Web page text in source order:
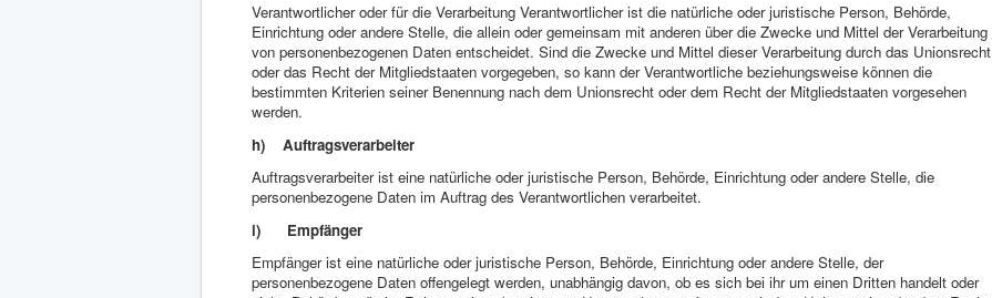
Verantwortlicher oder für die Verarbeitung Verantwortlicher ist die natürliche oder juristische Person, Behörde,
Einrichtung oder andere Stelle, die allein oder gemeinsam mit anderen über die Zwecke und Mittel der Verarbeitung
von personenbezogenen Daten entscheidet. Sind die Zwecke und Mittel dieser Verarbeitung durch das Unionsrecht
oder das Recht der Mitgliedstaaten vorgegeben, so kann der Verantwortliche beziehungsweise können die
bestimmten Kriterien seiner Benennung nach dem Unionsrecht oder dem Recht der Mitgliedstaaten vorgesehen
werden.
h) Auftragsverarbeiter
Auftragsverarbeiter ist eine natürliche oder juristische Person, Behörde, Einrichtung oder andere Stelle, die
personenbezogene Daten im Auftrag des Verantwortlichen verarbeitet.
i) Empfänger
Empfänger ist eine natürliche oder juristische Person, Behörde, Einrichtung oder andere Stelle, der
personenbezogene Daten offengelegt werden, unabhängig davon, ob es sich bei ihr um einen Dritten handelt oder